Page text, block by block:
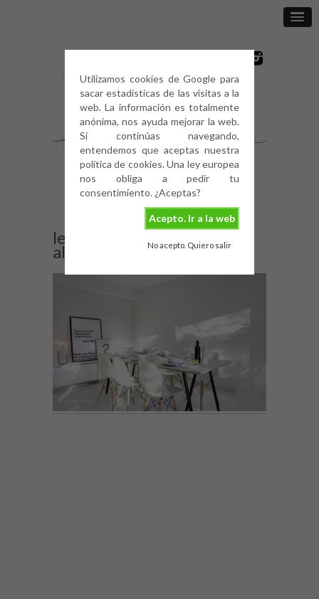
Utilizamos cookies de Google para
sacar estadísticas de las visitas a la
web. La información es totalmente
anónima, nos ayuda mejorar la web.
Si continúas navegando,
entendemos que aceptas nuestra
política de cookies. Una ley europea
nos obliga a pedir tu
consentimiento. ¿Aceptas?
Acepto. Ir a la web
No acepto. Quiero salir
less-is-more-nordic-deco-
always-white-black-5